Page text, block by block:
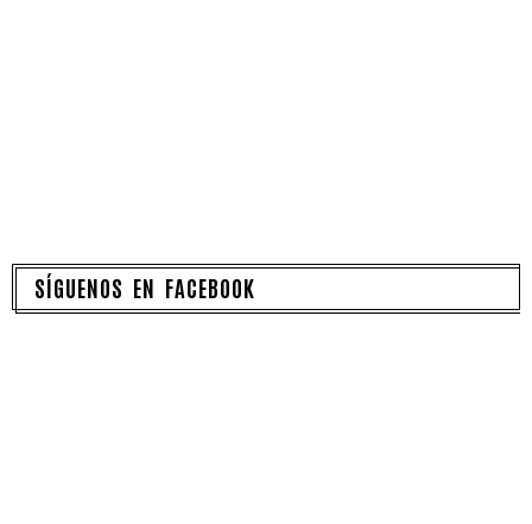
SÍGUENOS EN FACEBOOK